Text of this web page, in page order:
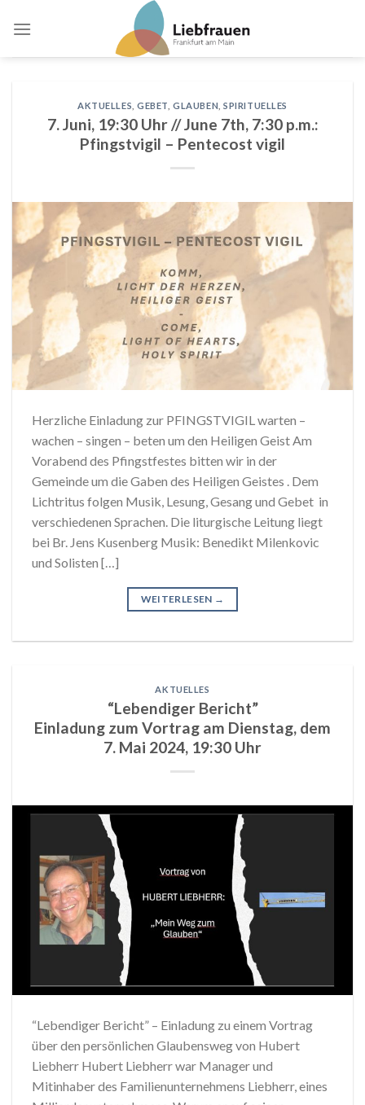
AKTUELLES ,GEBET ,GLAUBEN ,SPIRITUELLES
7. Juni, 19:30 Uhr // June 7th, 7:30 p.m.:
Pfingstvigil – Pentecost vigil
Herzliche Einladung zur PFINGSTVIGIL warten –
wachen – singen – beten um den Heiligen Geist Am
Vorabend des Pfingstfestes bitten wir in der
Gemeinde um die Gaben des Heiligen Geistes . Dem
Lichtritus folgen Musik, Lesung, Gesang und Gebet in
verschiedenen Sprachen. Die liturgische Leitung liegt
bei Br. Jens Kusenberg Musik: Benedikt Milenkovic
und Solisten […]
WEITERLESEN →
AKTUELLES
“Lebendiger Bericht”
Einladung zum Vortrag am Dienstag, dem
7. Mai 2024, 19:30 Uhr
“Lebendiger Bericht” – Einladung zu einem Vortrag
über den persönlichen Glaubensweg von Hubert
Liebherr Hubert Liebherr war Manager und
Mitinhaber des Familienunternehmens Liebherr, eines